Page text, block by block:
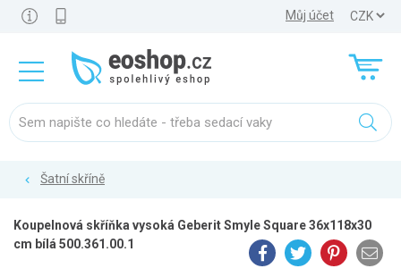
Můj účet
Šatní skříně
Koupelnová skříňka vysoká Geberit Smyle Square 36x118x30
cm bílá 500.361.00.1